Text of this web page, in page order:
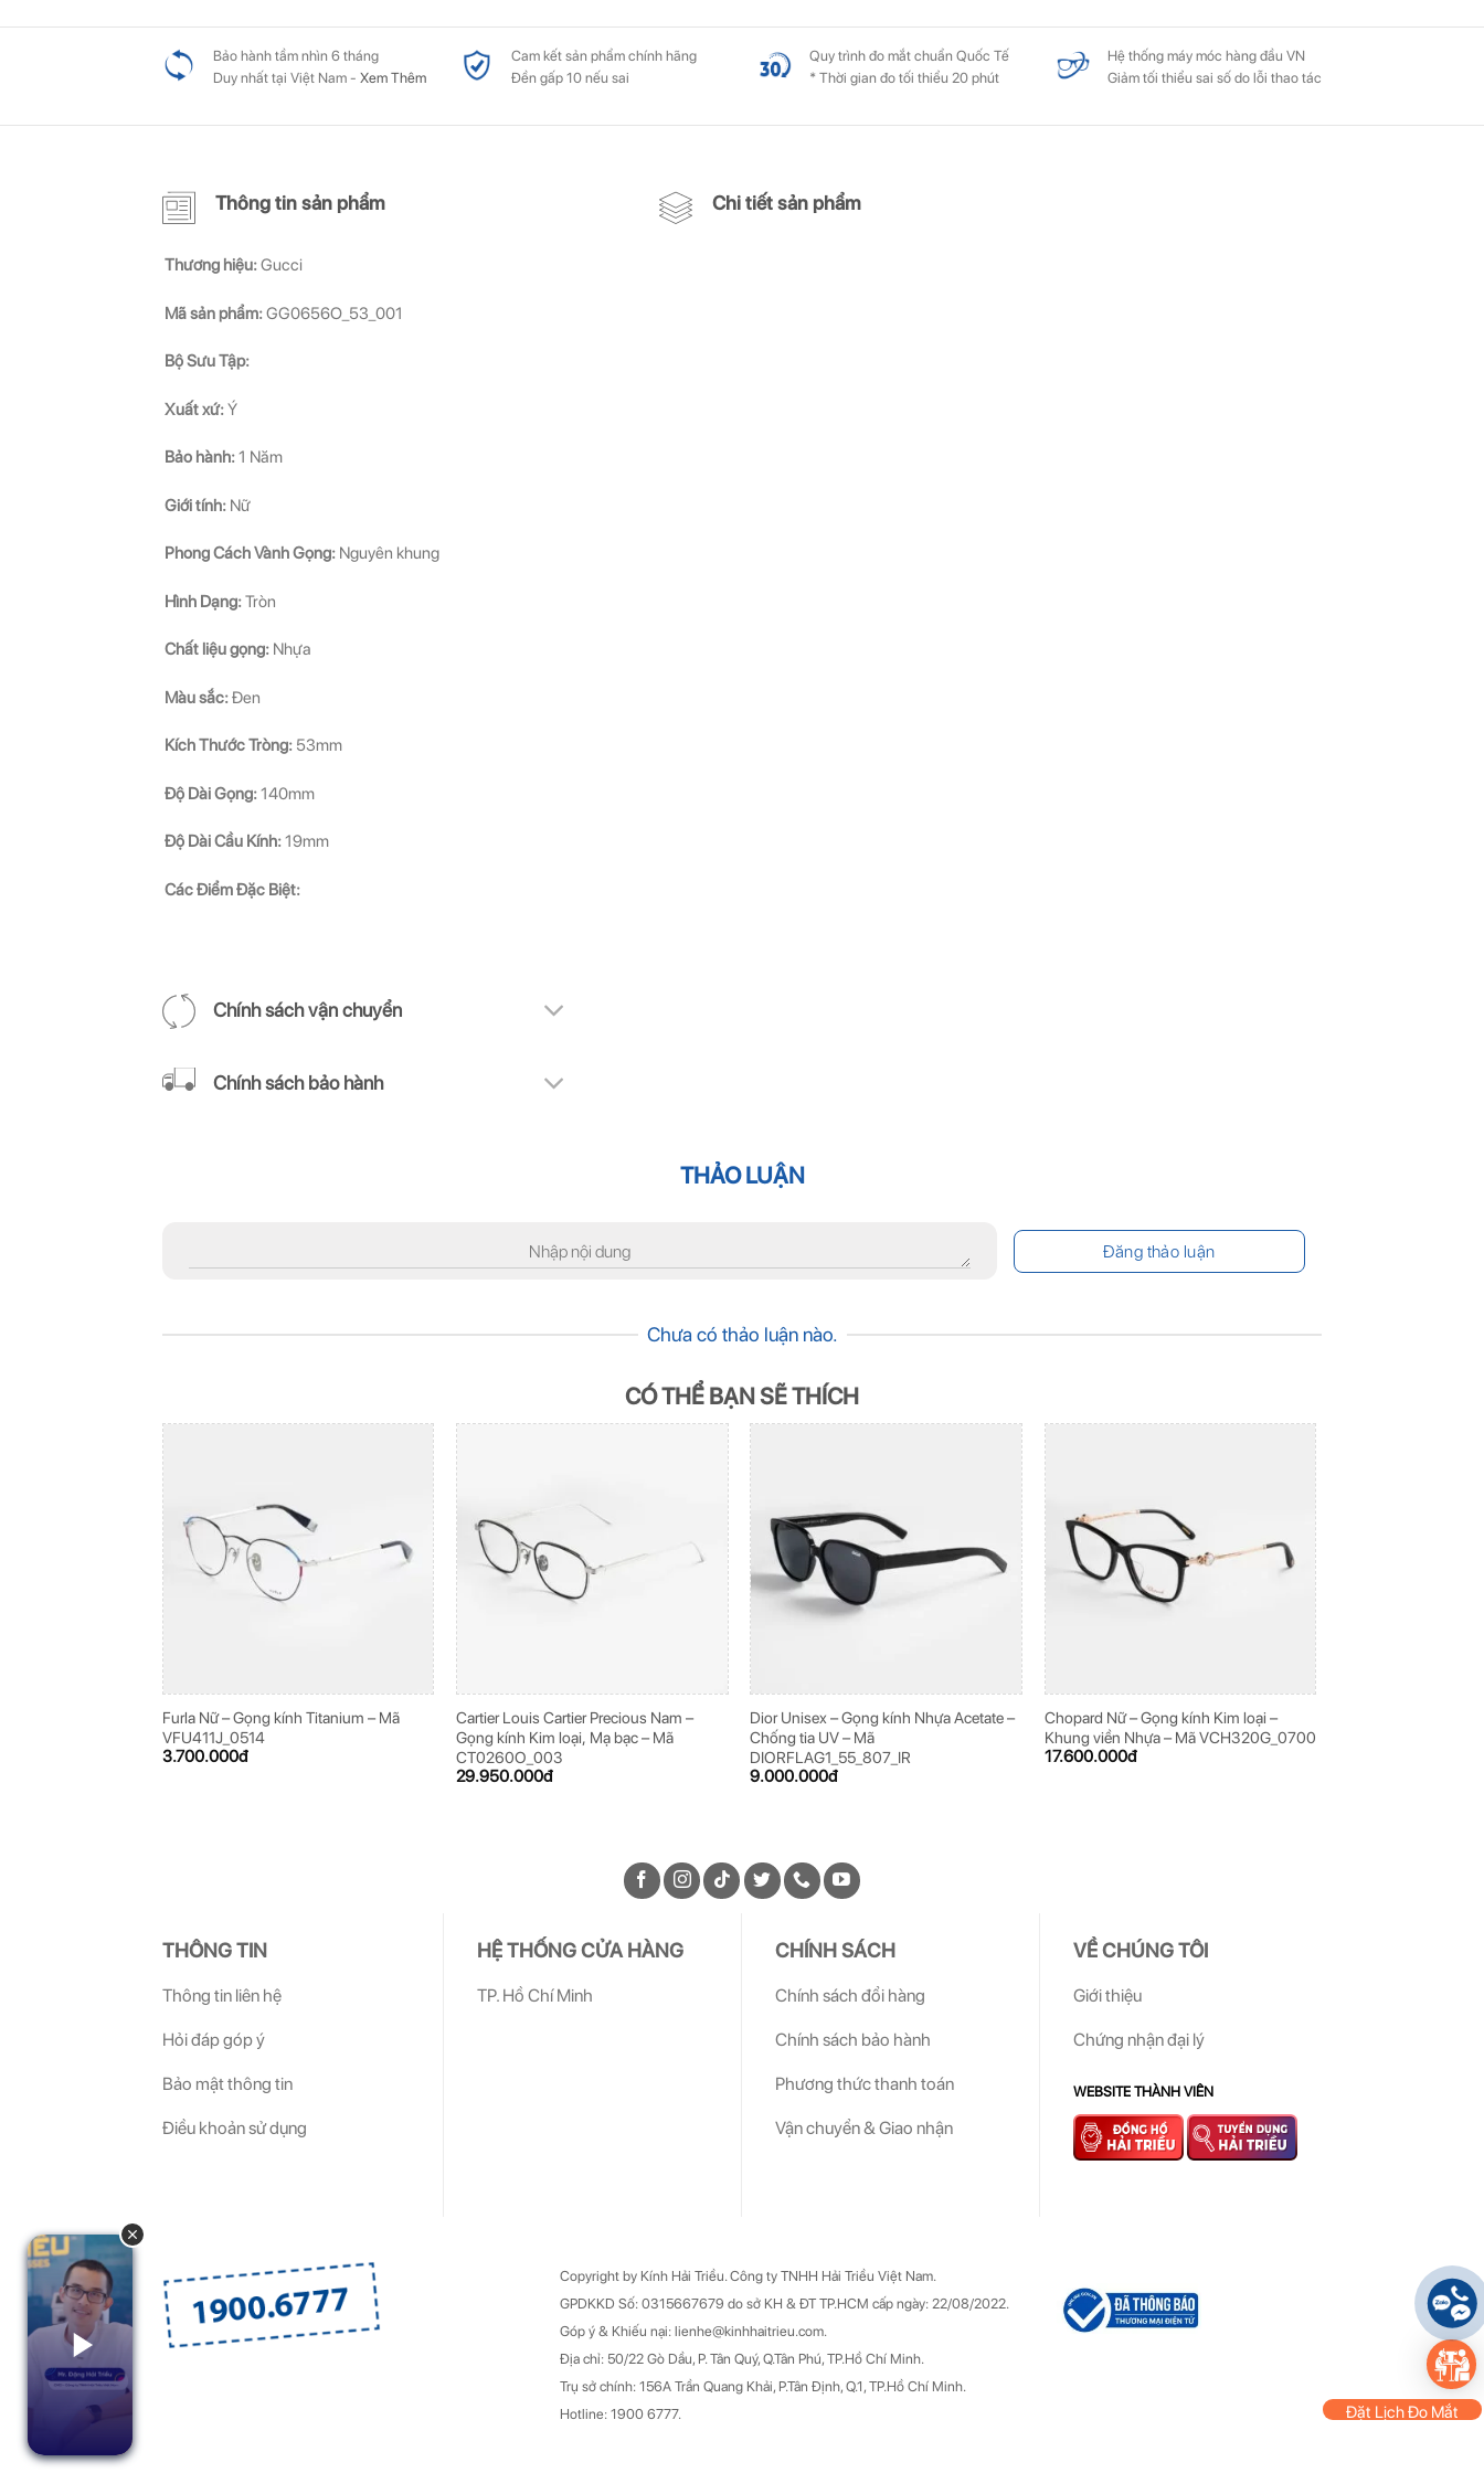
Bảo hành tầm nhìn 6 tháng
Duy nhất tại Việt Nam - Xem Thêm
Cam kết sản phẩm chính hãng
Đền gấp 10 nếu sai
Quy trình đo mắt chuẩn Quốc Tế
* Thời gian đo tối thiểu 20 phút
Hệ thống máy móc hàng đầu VN
Giảm tối thiểu sai số do lỗi thao tác
Thông tin sản phẩm
Thương hiệu:Gucci
Mã sản phẩm:GG0656O_53_001
Bộ Sưu Tập:
Xuất xứ:Ý
Bảo hành:1 Năm
Giới tính: Nữ
Phong Cách Vành Gọng: Nguyên khung
Hình Dạng:Tròn
Chất liệu gọng: Nhựa
Màu sắc:Đen
Kích Thước Tròng: 53mm
Độ Dài Gọng:140mm
Độ Dài Cầu Kính:19mm
Các Điểm Đặc Biệt:
Chính sách vận chuyển
Chính sách bảo hành
Chi tiết sản phẩm
THẢO LUẬN
Chưa có thảo luận nào.
CÓ THỂ BẠN SẼ THÍCH
Furla Nữ – Gọng kính Titanium – Mã
VFU411J_0514
3.700.000đ
Cartier Louis Cartier Precious Nam –
Gọng kính Kim loại, Mạ bạc – Mã
CT0260O_003
29.950.000đ
Dior Unisex – Gọng kính Nhựa Acetate –
Chống tia UV – Mã
DIORFLAG1_55_807_IR
9.000.000đ
Chopard Nữ – Gọng kính Kim loại –
Khung viền Nhựa – Mã VCH320G_0700
17.600.000đ
THÔNG TIN
Thông tin liên hệ
Hỏi đáp góp ý
Bảo mật thông tin
Điều khoản sử dụng
HỆ THỐNG CỬA HÀNG
TP. Hồ Chí Minh
CHÍNH SÁCH
Chính sách đổi hàng
Chính sách bảo hành
Phương thức thanh toán
Vận chuyển & Giao nhận
VỀ CHÚNG TÔI
Giới thiệu
Chứng nhận đại lý
WEBSITE THÀNH VIÊN
Copyright by Kính Hải Triều.Công ty TNHH Hải Triều Việt Nam.
GPDKKD Số: 0315667679 do sở KH & ĐT TP.HCM cấp ngày: 22/08/2022.
Góp ý & Khiếu nại: lienhe@kinhhaitrieu.com.
Địa chỉ: 50/22 Gò Dầu, P. Tân Quý, Q.Tân Phú, TP.Hồ Chí Minh.
Trụ sở chính: 156A Trần Quang Khải, P.Tân Định, Q.1, TP.Hồ Chí Minh.
Hotline: 1900 6777.
Đặt Lịch Đo Mắt